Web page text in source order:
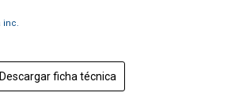
Descargar ficha técnica